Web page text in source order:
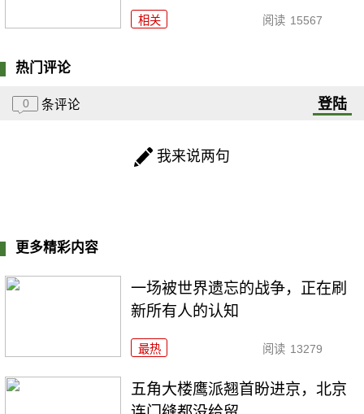
相关 阅读 15567
热门评论
0 条评论 登陆
我来说两句
更多精彩内容
一场被世界遗忘的战争，正在刷
新所有人的认知
最热 阅读 13279
五角大楼鹰派翘首盼进京，北京